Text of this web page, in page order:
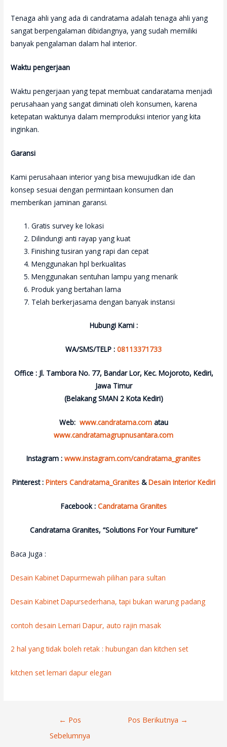
Tenaga ahli yang ada di candratama adalah tenaga ahli yang
sangat berpengalaman dibidangnya, yang sudah memiliki
banyak pengalaman dalam hal interior.
Waktu pengerjaan
Waktu pengerjaan yang tepat membuat candaratama menjadi
perusahaan yang sangat diminati oleh konsumen, karena
ketepatan waktunya dalam memproduksi interior yang kita
inginkan.
Garansi
Kami perusahaan interior yang bisa mewujudkan ide dan
konsep sesuai dengan permintaan konsumen dan
memberikan jaminan garansi.
Gratis survey ke lokasi
Dilindungi anti rayap yang kuat
Finishing tusiran yang rapi dan cepat
Menggunakan hpl berkualitas
Menggunakan sentuhan lampu yang menarik
Produk yang bertahan lama
Telah berkerjasama dengan banyak instansi
Hubungi Kami :
WA/SMS/TELP : 08113371733
Office : Jl. Tambora No. 77, Bandar Lor, Kec. Mojoroto, Kediri,
Jawa Timur
(Belakang SMAN 2 Kota Kediri)
Web: www.candratama.com atau
www.candratamagrupnusantara.com
Instagram : www.instagram.com/candratama_granites
Pinterest : Pinters Candratama_Granites &Desain Interior Kediri
Facebook : Candratama Granites
Candratama Granites, “Solutions For Your Furniture”
Baca Juga :
Desain Kabinet Dapurmewah pilihan para sultan
Desain Kabinet Dapursederhana, tapi bukan warung padang
contoh desain Lemari Dapur, auto rajin masak
2 hal yang tidak boleh retak : hubungan dan kitchen set
kitchen set lemari dapur elegan
Navigasi
Pos
← Pos
Sebelumnya
Pos Berikutnya →